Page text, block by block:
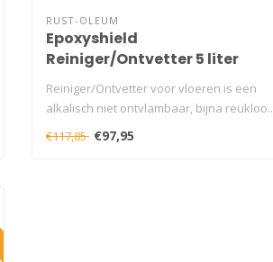
RUST-OLEUM
Epoxyshield
Reiniger/Ontvetter 5 liter
Reiniger/Ontvetter voor vloeren is een
alkalisch niet ontvlambaar, bijna reukloo..
€117,85 €97,95